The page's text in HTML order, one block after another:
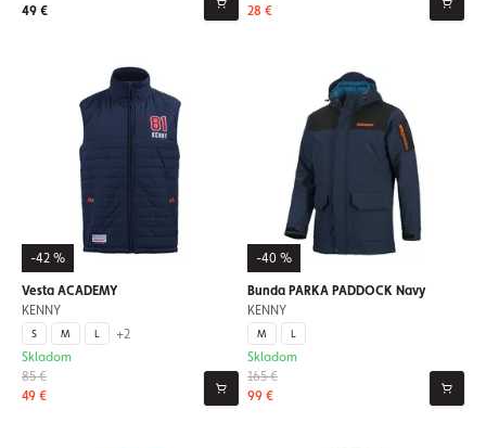
49 €
28 €
-42 %
Vesta ACADEMY
KENNY
S M L +2
85 €
49 €
Skladom
-40 %
Bunda PARKA PADDOCK Navy
KENNY
M L
165 €
99 €
Skladom